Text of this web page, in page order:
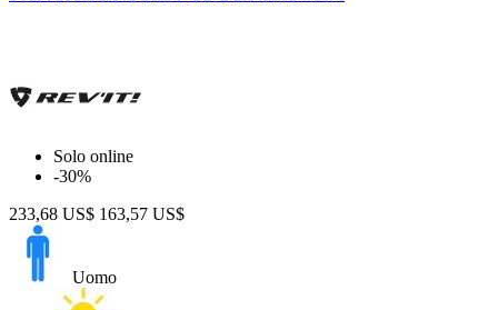
Solo online
-30%
233,68 US$ 163,57 US$
Uomo